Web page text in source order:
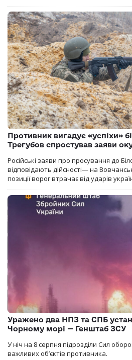
Противник вигадує «успіхи»
Трегубов спростував заяви
Російські заяви про просування до
відповідають дійсності— на
позиції ворог втрачає від ударів
Уражено два НПЗ та СПБ
Чорному морі — Генштаб ЗСУ
У ніч на 8 серпня підрозділи Сил
важливих об’єктів противника.